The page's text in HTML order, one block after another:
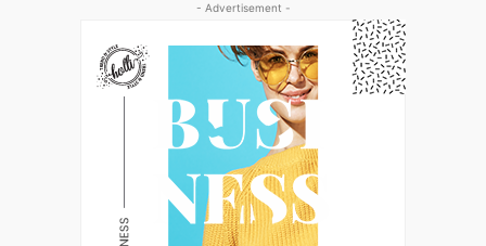
- Advertisement -